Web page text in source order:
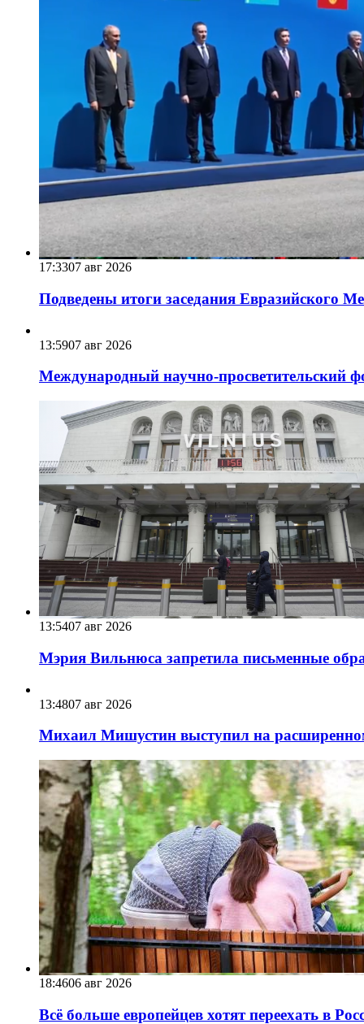
17:3307 авг 2026
Подведены итоги заседания Евразийского
13:5907 авг 2026
Международный научно-просветительский
13:5407 авг 2026
Мэрия Вильнюса запретила письменные
13:4807 авг 2026
Михаил Мишустин выступил на расширенном
18:4606 авг 2026
Всё больше европейцев хотят переехать в